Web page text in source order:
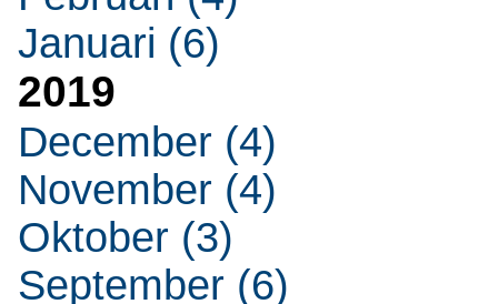
Januari (6)
2019
December (4)
November (4)
Oktober (3)
September (6)